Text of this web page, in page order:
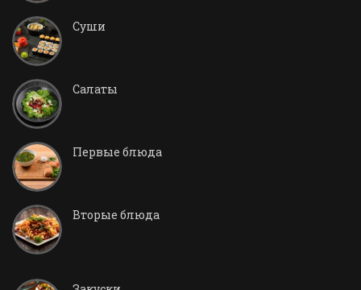
Суши
Салаты
Первые блюда
Вторые блюда